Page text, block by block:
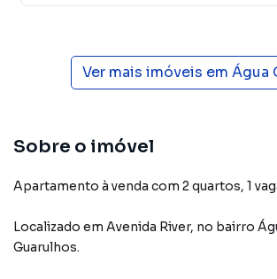
Ver mais imóveis em Água
Sobre o imóvel
Apartamento à venda com 2 quartos, 1
Localizado em Avenida River, no bairro
Guarulhos.